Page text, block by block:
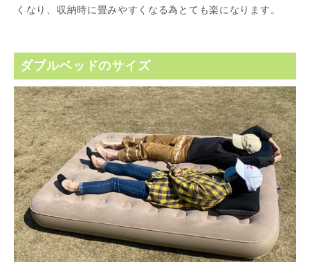
くなり、収納時に畳みやすくなる為とても楽になります。
ダブルベッドのサイズ